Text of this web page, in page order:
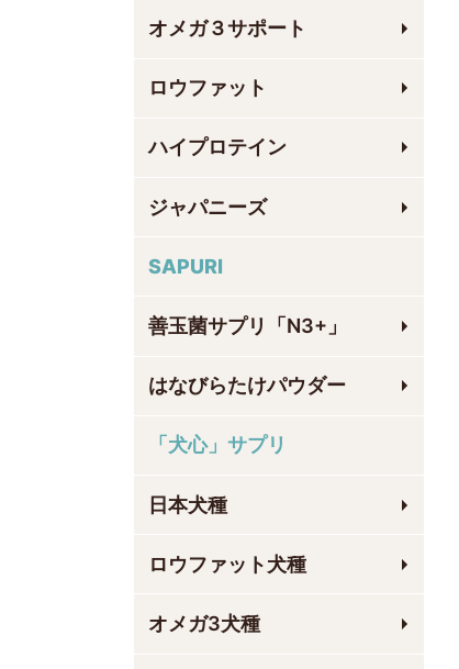
オメガ３サポート
ロウファット
ハイプロテイン
ジャパニーズ
SAPURI
善玉菌サプリ「N3+」
はなびらたけパウダー
「犬心」サプリ
日本犬種
ロウファット犬種
オメガ3犬種